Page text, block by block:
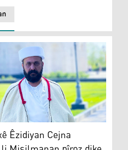
Elyas
Êzidiyan Cejna